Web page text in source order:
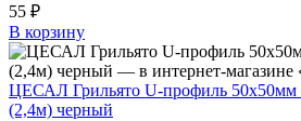
55 ₽
В корзину
ЦЕСАЛ Грильято U-профиль 50х50мм
(2,4м) черный